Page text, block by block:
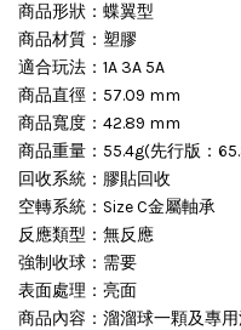
商品形狀：蝶翼型
商品材質：塑膠
適合玩法：1A 3A 5A
商品直徑：57.09 mm
商品寬度：42.89 mm
商品重量：55.4g(先行版：
回收系統：膠貼回收
空轉系統：Size C金屬軸承
反應類型：無反應
強制收球：需要
表面處理：亮面
商品內容：溜溜球一顆及專